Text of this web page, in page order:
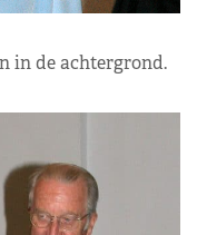
in de achtergrond.